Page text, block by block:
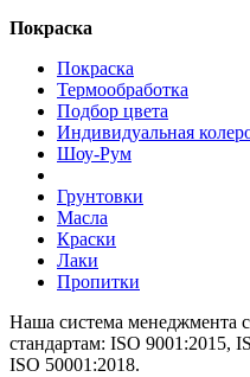
Покраска
Покраска
Термообработка
Подбор цвета
Индивидуальная
Шоу-Рум
Грунтовки
Масла
Краски
Лаки
Пропитки
Наша система менеджмента
стандартам: ISO 9001:2015,
ISO 50001:2018.